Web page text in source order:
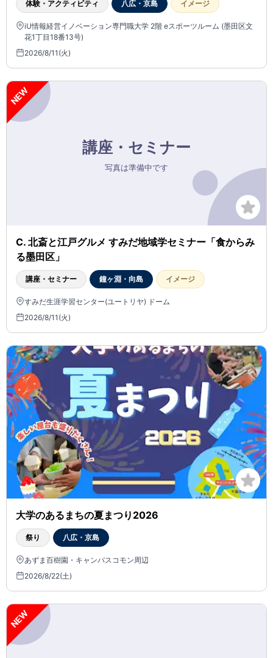
体験・アクティビティ 八広・京島 イメージ
iU情報経営イノベーション専門職大学 2階 eスポーツルーム (墨田区文
花1丁目18番13号)
2026/8/11(火)
NEW
C. 北斎と江戸グルメ すみだ地域学セミナー「食からみ
る墨田区」
講座・セミナー 鐘ヶ淵・向島 イメージ
すみだ生涯学習センター(ユートリヤ) ドーム
2026/8/11(火)
大学のあるまちの夏まつり2026
祭り 八広・京島
あずま百樹園・キャンパスコモン周辺
2026/8/22(土)
NEW